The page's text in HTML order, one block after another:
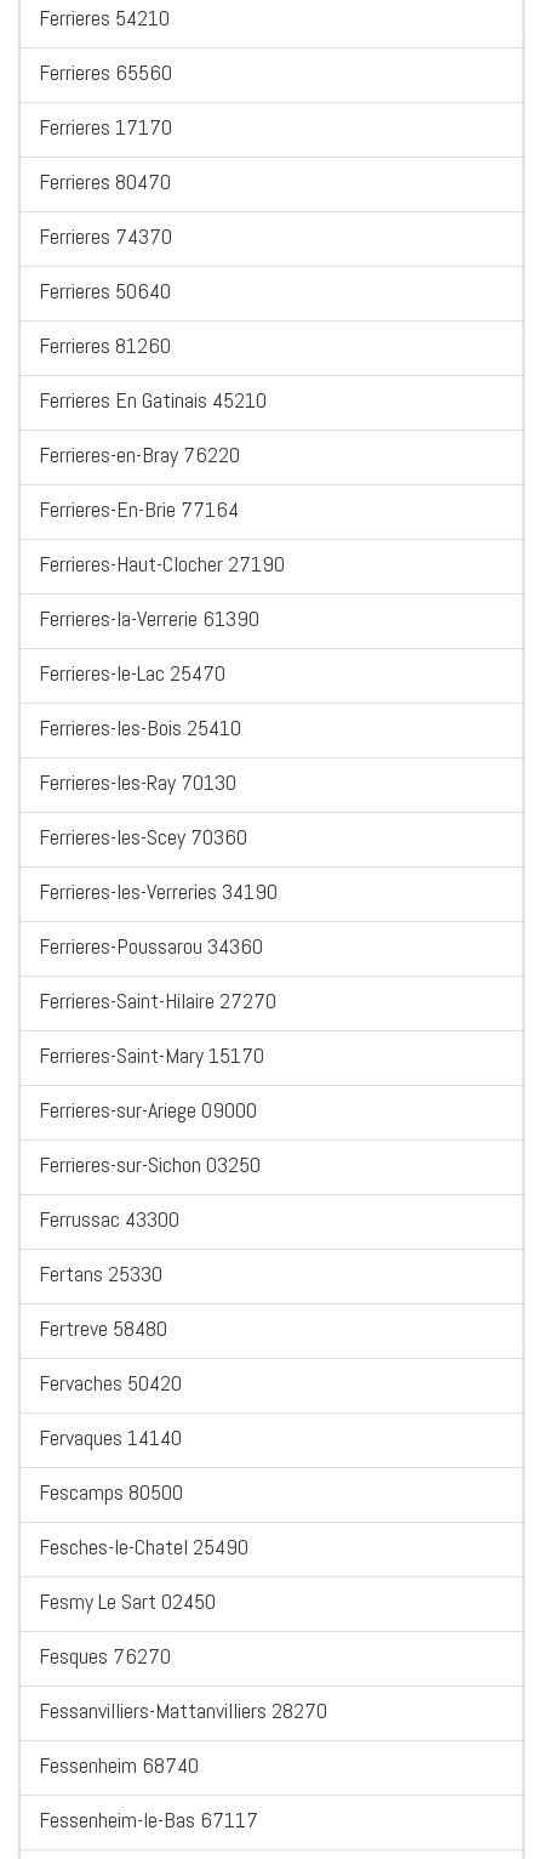
Ferrieres 54210
Ferrieres 65560
Ferrieres 17170
Ferrieres 80470
Ferrieres 74370
Ferrieres 50640
Ferrieres 81260
Ferrieres En Gatinais 45210
Ferrieres-en-Bray 76220
Ferrieres-En-Brie 77164
Ferrieres-Haut-Clocher 27190
Ferrieres-la-Verrerie 61390
Ferrieres-le-Lac 25470
Ferrieres-les-Bois 25410
Ferrieres-les-Ray 70130
Ferrieres-les-Scey 70360
Ferrieres-les-Verreries 34190
Ferrieres-Poussarou 34360
Ferrieres-Saint-Hilaire 27270
Ferrieres-Saint-Mary 15170
Ferrieres-sur-Ariege 09000
Ferrieres-sur-Sichon 03250
Ferrussac 43300
Fertans 25330
Fertreve 58480
Fervaches 50420
Fervaques 14140
Fescamps 80500
Fesches-le-Chatel 25490
Fesmy Le Sart 02450
Fesques 76270
Fessanvilliers-Mattanvilliers 28270
Fessenheim 68740
Fessenheim-le-Bas 67117